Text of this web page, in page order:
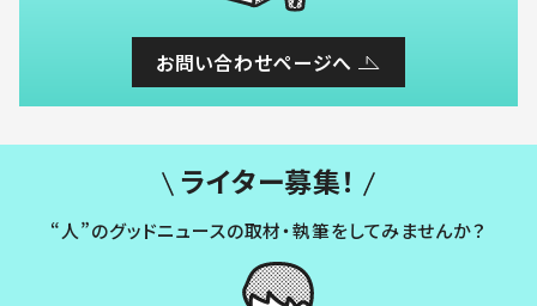
お問い合わせページへ
ライター募集！
“人”のグッドニュースの取材・執筆をしてみませんか？